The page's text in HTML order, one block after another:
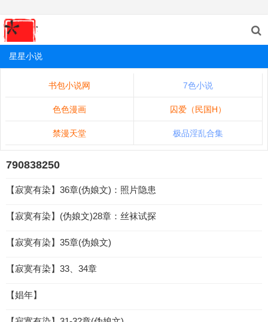
星星小说
书包小说网 7色小说
色色漫画 囚爱（民国H）
禁漫天堂 极品淫乱合集
790838250
【寂寞有染】36章(伪娘文)：照片隐患
【寂寞有染】(伪娘文)28章：丝袜试探
【寂寞有染】35章(伪娘文)
【寂寞有染】33、34章
【娼年】